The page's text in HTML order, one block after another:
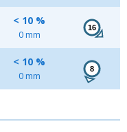
< 10 %
0 mm
16
< 10 %
0 mm
8